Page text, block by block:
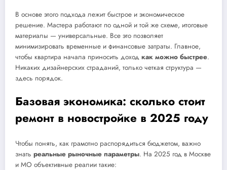
В основе этого подхода лежит быстрое и экономическое
решение. Мастера работают по одной и той же схеме, итоговые
материалы — универсальные. Все это позволяет
минимизировать временные и финансовые затраты. Главное,
чтобы квартира начала приносить доход как можно быстрее.
Никаких дизайнерских страданий, только четкая структура —
здесь порядок.
Базовая экономика: сколько стоит
ремонт в новостройке в 2025 году
Чтобы понять, как грамотно распорядиться бюджетом, важно
знать реальные рыночные параметры. На 2025 год в Москве
и МО объективные реалии такие: